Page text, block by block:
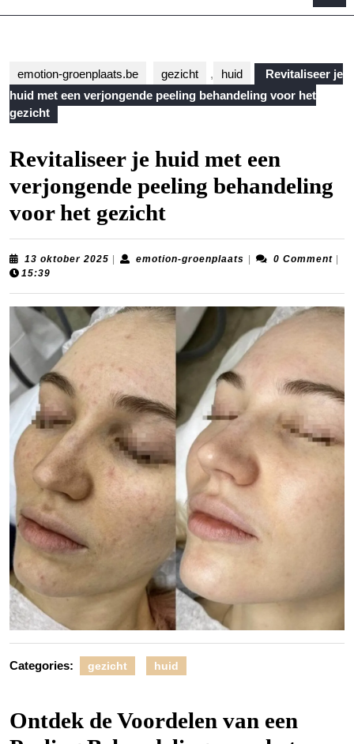
emotion-groenplaats.be gezicht , huid
Revitaliseer je
huid met een verjongende peeling behandeling voor het
gezicht
Revitaliseer je huid met een
verjongende peeling behandeling
voor het gezicht
13 oktober 2025 13
emotion-groenplaats emotion-0 Comment
15:39
Categories: gezicht huid
Ontdek de Voordelen van een